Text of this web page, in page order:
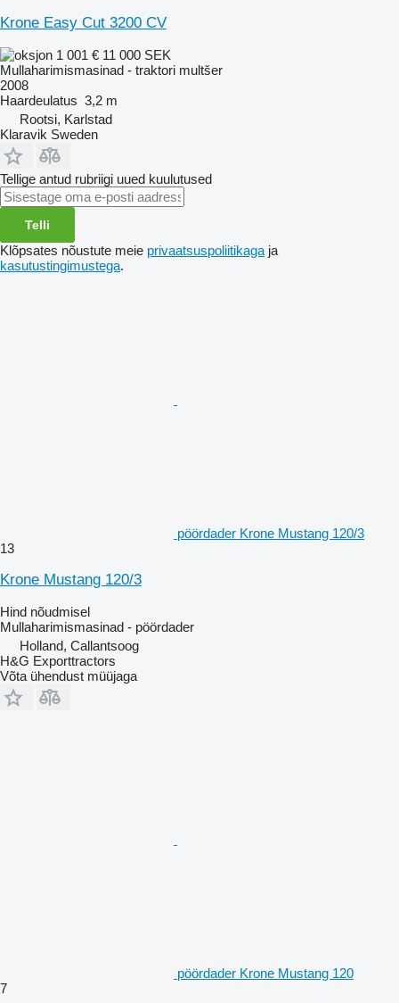
Krone Easy Cut 3200 CV
1 001 € 11 000 SEK
Mullaharimismasinad - traktori multšer
2008
Haardeulatus 3,2 m
Rootsi, Karlstad
Klaravik Sweden
Tellige antud rubriigi uued kuulutused
Telli
Klõpsates nõustute meie privaatsuspoliitikaga ja
kasutustingimustega.
pöördader Krone Mustang 120/3
13
Krone Mustang 120/3
Hind nõudmisel
Mullaharimismasinad - pöördader
Holland, Callantsoog
H&G Exporttractors
Võta ühendust müüjaga
pöördader Krone Mustang 120
7